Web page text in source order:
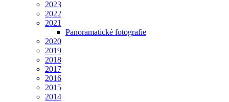
2023
2022
2021
Panoramatické fotografie
2020
2019
2018
2017
2016
2015
2014